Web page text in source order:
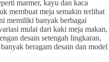
marmer, kayu dan kaca
membuat meja semakin terlihat
memiliki banyak berbagai
mulai dari kaki meja makan,
desain setengah lingkaran,
beragam desain dan model